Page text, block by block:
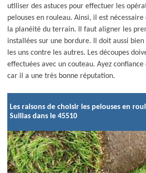
utiliser des astuces pour effectuer les
pelouses en rouleau. Ainsi, il est
la planéité du terrain. Il faut aligner les
installées sur une bordure. Il doit aussi
les uns contre les autres. Les découpes
effectuées avec un couteau. Ayez
car il a une très bonne réputation.
Les raisons de choisir les pelouses en
Sullias dans le 45510